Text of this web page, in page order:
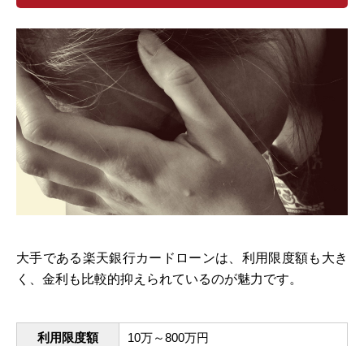
大手である楽天銀行カードローンは、利用限度額も大き
く、金利も比較的抑えられているのが魅力です。
利用限度額 10万～800万円